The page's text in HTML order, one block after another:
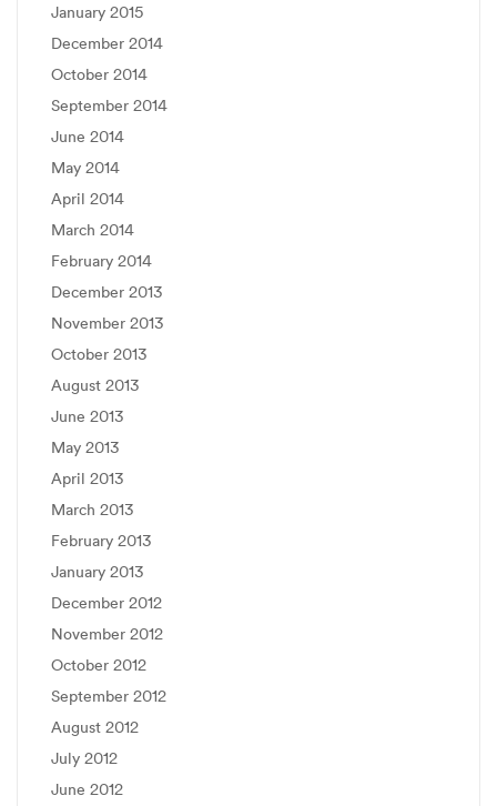
January 2015
December 2014
October 2014
September 2014
June 2014
May 2014
April 2014
March 2014
February 2014
December 2013
November 2013
October 2013
August 2013
June 2013
May 2013
April 2013
March 2013
February 2013
January 2013
December 2012
November 2012
October 2012
September 2012
August 2012
July 2012
June 2012